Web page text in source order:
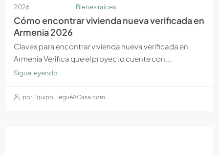
2026
Bienes raíces
Cómo encontrar vivienda nueva verificada en
Armenia 2026
Claves para encontrar vivienda nueva verificada en
Armenia Verifica que el proyecto cuente con...
Sigue leyendo
por Equipo LleguéACasa.com